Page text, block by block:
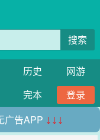
搜索
历史
网游
完本
登录
广告APP ↓↓↓